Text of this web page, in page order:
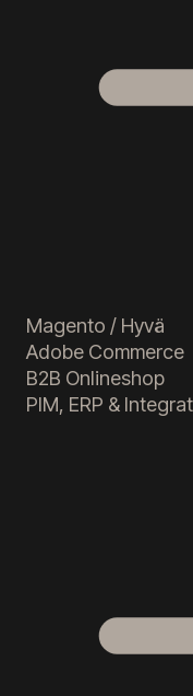
Magento / Hyvä
Adobe Commerce
B2B Onlineshop
PIM, ERP &